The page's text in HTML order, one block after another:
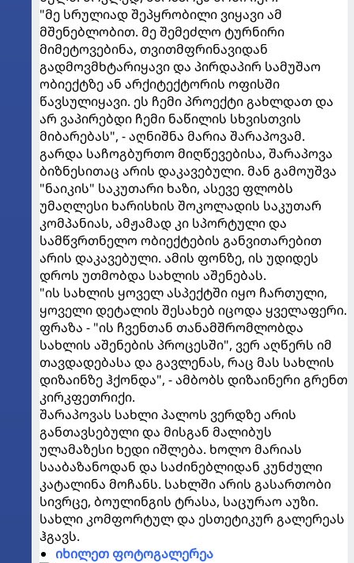
"მე სრულიად შეპყრობილი ვიყავი ამ
მშენებლობით. მე შემეძლო ტურნირი
მიმეტოვებინა, თვითმფრინავიდან
გადმოვმხტარიყავი და პირდაპირ სამუშაო
ობიექტზე ან არქიტექტორის ოფისში
წავსულიყავი. ეს ჩემი პროექტი გახლდათ და
არ ვაპირებდი ჩემი ნაწილის სხვისთვის
მიბარებას", - აღნიშნა მარია შარაპოვამ.
გარდა საჩოგბურთო მიღწევებისა, შარაპოვა
ბიზნესითაც არის დაკავებული. მან გამოუშვა
"ნაიკის" საკუთარი ხაზი, ასევე ფლობს
უმაღლესი ხარისხის შოკოლადის საკუთარ
კომპანიას, ამჟამად კი სპორტული და
სამწვრთნელო ობიექტების განვითარებით
არის დაკავებული. ამის ფონზე, ის უდიდეს
დროს უთმობდა სახლის აშენებას.
"ის სახლის ყოველ ასპექტში იყო ჩართული,
ყოველი დეტალის შესახებ იცოდა ყველაფერი.
ფრაზა - "ის ჩვენთან თანამშრომლობდა
სახლის აშენების პროცესში", ვერ აღწერს იმ
თავდადებასა და გავლენას, რაც მას სახლის
დიზაინზე ჰქონდა", - ამბობს დიზაინერი გრენთ
კირკფეთრიქი.
შარაპოვას სახლი პალოს ვერდზე არის
განთავსებული და მისგან მალიბუს
ულამაზესი ხედი იშლება. ხოლო მარიას
სააბაზანოდან და საძინებლიდან კუნძული
კატალინა მოჩანს. სახლში არის გასართობი
სივრცე, ბოულინგის ტრასა, საცურაო აუზი.
სახლი კომფორტულ და ესთეტიკურ გალერეას
ჰგავს.
იხილეთ ფოტოგალერეა